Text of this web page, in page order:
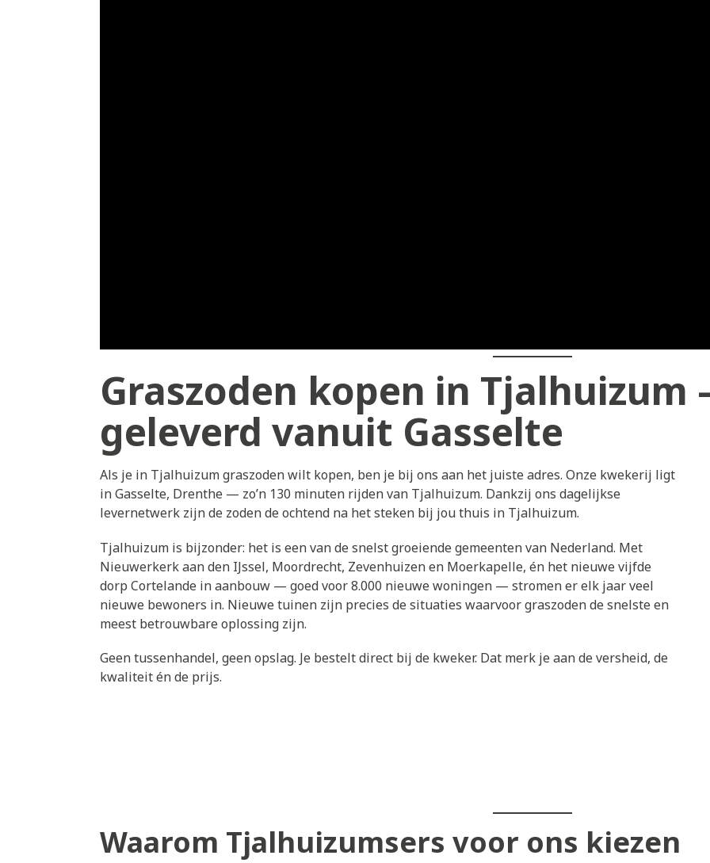
Graszoden kopen in Tjalhuizum
geleverd vanuit Gasselte
Als je in Tjalhuizum graszoden wilt kopen, ben je bij ons aan het juiste adres. Onze kwekerij ligt
in Gasselte, Drenthe — zo’n 130 minuten rijden van Tjalhuizum. Dankzij ons dagelijkse
levernetwerk zijn de zoden de ochtend na het steken bij jou thuis in Tjalhuizum.
Tjalhuizum is bijzonder: het is een van de snelst groeiende gemeenten van Nederland. Met
Nieuwerkerk aan den IJssel, Moordrecht, Zevenhuizen en Moerkapelle, én het nieuwe vijfde
dorp Cortelande in aanbouw — goed voor 8.000 nieuwe woningen — stromen er elk jaar veel
nieuwe bewoners in. Nieuwe tuinen zijn precies de situaties waarvoor graszoden de snelste en
meest betrouwbare oplossing zijn.
Geen tussenhandel, geen opslag. Je bestelt direct bij de kweker. Dat merk je aan de versheid, de
kwaliteit én de prijs.
Waarom Tjalhuizumsers voor ons kiezen